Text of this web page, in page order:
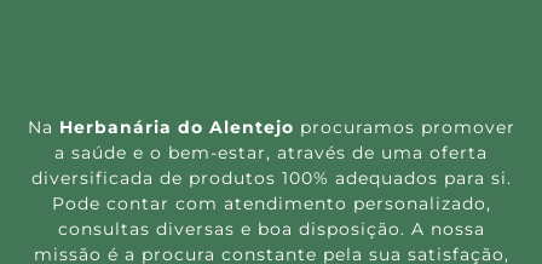
Na Herbanária do Alentejo procuramos promover
a saúde e o bem-estar, através de uma oferta
diversificada de produtos 100% adequados para si.
Pode contar com atendimento personalizado,
consultas diversas e boa disposição. A nossa
missão é a procura constante pela sua satisfação,